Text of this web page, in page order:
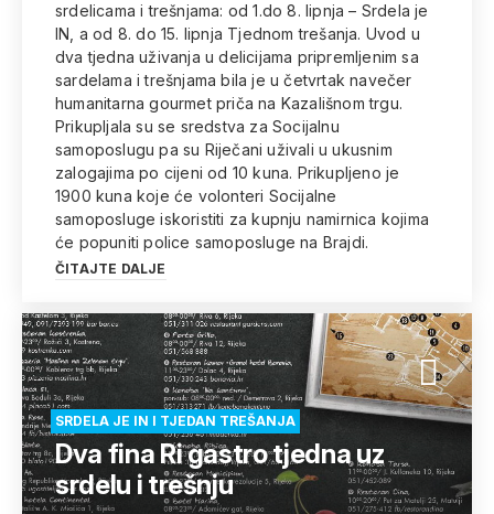
srdelicama i trešnjama: od 1.do 8. lipnja – Srdela je
IN, a od 8. do 15. lipnja Tjednom trešanja. Uvod u
dva tjedna uživanja u delicijama pripremljenim sa
sardelama i trešnjama bila je u četvrtak navečer
humanitarna gourmet priča na Kazališnom trgu.
Prikupljala su se sredstva za Socijalnu
samoposlugu pa su Riječani uživali u ukusnim
zalogajima po cijeni od 10 kuna. Prikupljeno je
1900 kuna koje će volonteri Socijalne
samoposluge iskoristiti za kupnju namirnica kojima
će popuniti police samoposluge na Brajdi.
ČITAJTE DALJE
SRDELA JE IN I TJEDAN TREŠANJA
Dva fina Ri gastro tjedna uz
srdelu i trešnju